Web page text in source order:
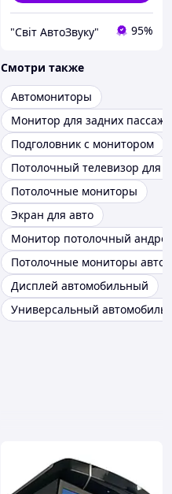
"Світ АвтоЗвуку" 95%
Смотри также
Автомониторы
Монитор для задних
Подголовник с монитором
Потолочный телевизор для
Потолочные мониторы
Экран для авто
Монитор потолочный
Потолочные мониторы
Дисплей автомобильный
Универсальный